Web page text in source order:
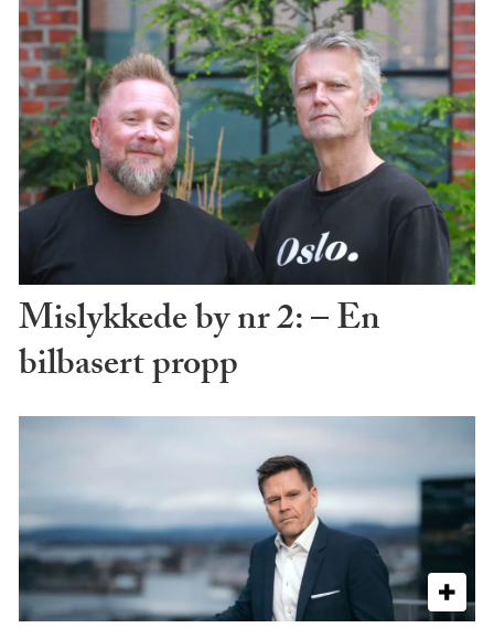
Mislykkede by nr 2: – En
bilbasert propp